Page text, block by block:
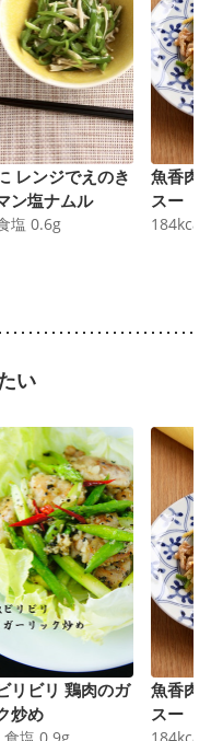
レンジでえのき
ン塩ナムル
塩 0.6g
魚香肉
スー
184kcal
い
リビリ 鶏肉のガ
炒め
食塩 0.9g
魚香肉
スー
184kcal